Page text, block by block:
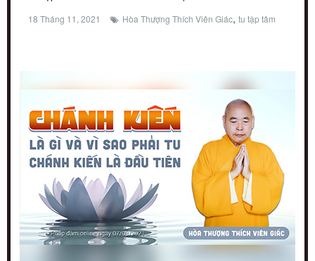
18 Tháng 11, 2021 Hòa Thượng Thích Viên Giác, tu tập tâm